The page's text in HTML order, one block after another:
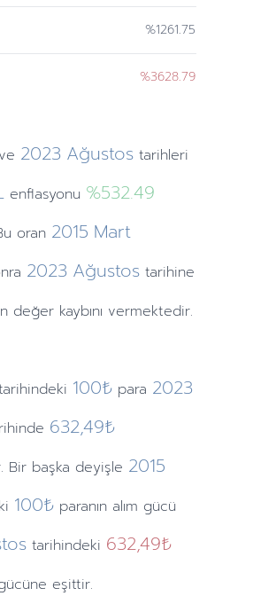
%1261.75
%3628.79
ve 2023 Ağustos tarihleri
enflasyonu %532.49
oran 2015 Mart
2023 Ağustos tarihine
değer kaybını vermektedir.
100₺ para 2023
632,49₺
Bir başka deyişle 2015
100₺ paranın alım gücü
tarihindeki 632,49₺
eşittir.